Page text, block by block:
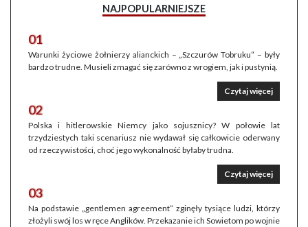
NAJPOPULARNIEJSZE
01
Warunki życiowe żołnierzy alianckich – „Szczurów Tobruku” – były
bardzo trudne. Musieli zmagać się zarówno z wrogiem, jak i pustynią.
Czytaj więcej
02
Polska i hitlerowskie Niemcy jako sojusznicy? W połowie lat
trzydziestych taki scenariusz nie wydawał się całkowicie oderwany
od rzeczywistości, choć jego wykonalność byłaby trudna.
Czytaj więcej
03
Na podstawie „gentlemen agreement” zginęły tysiące ludzi, którzy
złożyli swój los w ręce Anglików. Przekazanie ich Sowietom po wojnie